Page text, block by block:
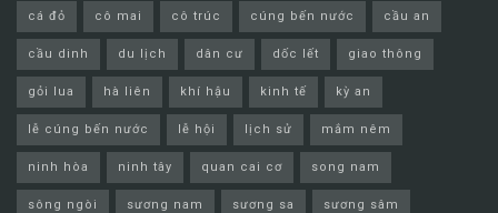
cá đỏ cô mai cô trúc cúng bến nước cầu an
cầu dinh du lịch dân cư dốc lết giao thông
gỏi lua hà liên khí hậu kinh tế kỳ an
lễ cúng bến nước lễ hội lịch sử mắm nêm
ninh hòa ninh tây quan cai cơ song nam
sông ngòi sương nam sương sa sương sâm